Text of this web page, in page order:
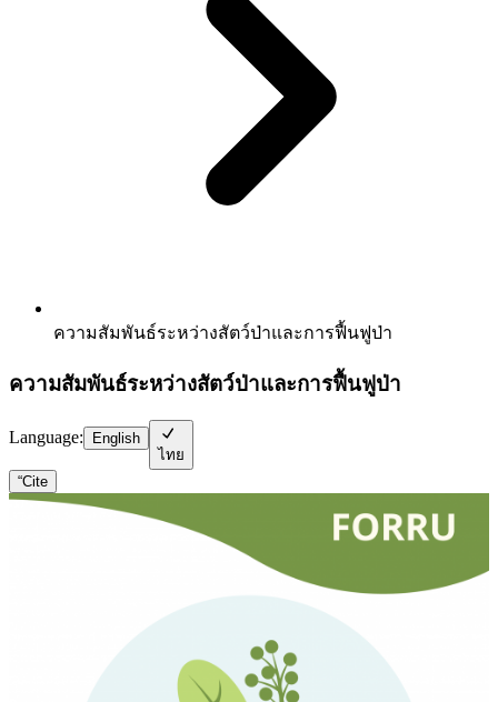
ความสัมพันธ์ระหว่างสัตว์ป่าและการฟื้นฟูป่า
ความสัมพันธ์ระหว่างสัตว์ป่าและการฟื้นฟูป่า
Language:
English
ไทย
“Cite